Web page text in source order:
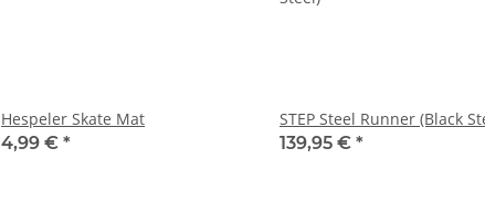
Hespeler Skate Mat
4,99 € *
STEP Steel Runner (Black
139,95 € *